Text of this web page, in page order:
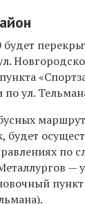
будет
по ул.
будет
по
—
пункт